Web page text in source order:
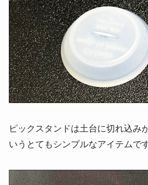
ピックスタンドは土台に切れ込み
いうとてもシンプルなアイテムです